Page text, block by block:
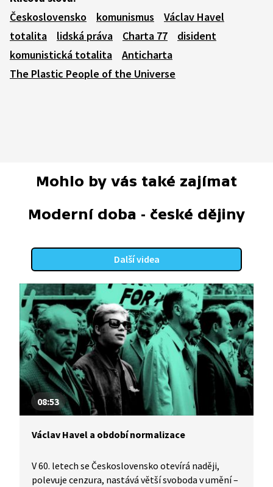
Československo
komunismus
Václav Havel
totalita
lidská práva Charta 77
disident
komunistická totalita
Anticharta
The Plastic People of the Universe
Mohlo by vás také zajímat
Moderní doba - české dějiny
Další videa
08:53
Václav Havel a období normalizace
V 60. letech se Československo otevírá naději,
polevuje cenzura, nastává větší svoboda v umění –